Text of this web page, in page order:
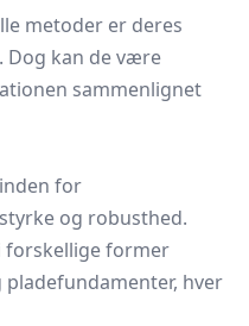
metoder er deres
Dog kan de være
sammenlignet
for
og robusthed.
forskellige former
hver